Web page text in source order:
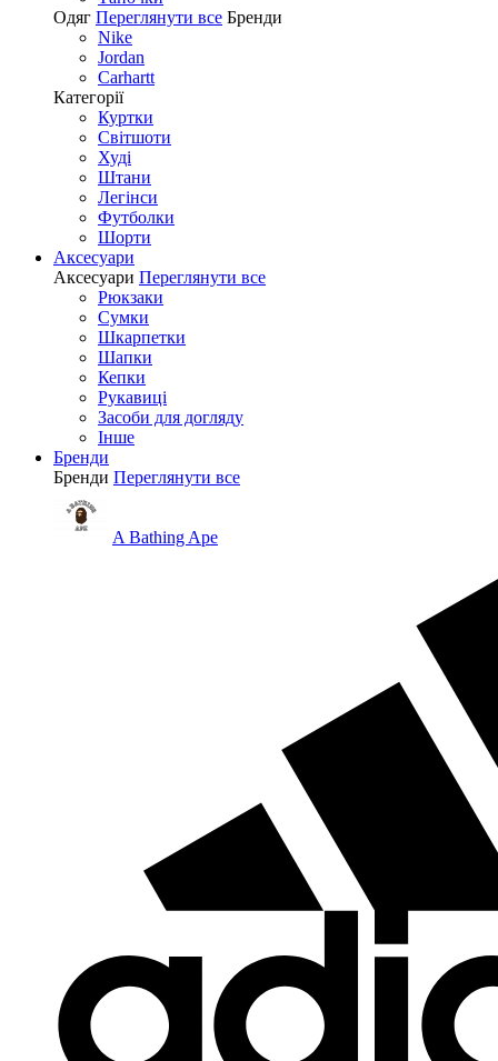
Одяг Переглянути все Бренди
Nike
Jordan
Carhartt
Категорії
Куртки
Світшоти
Худі
Штани
Легінси
Футболки
Шорти
Аксесуари
Аксесуари Переглянути все
Рюкзаки
Сумки
Шкарпетки
Шапки
Кепки
Рукавиці
Засоби для догляду
Інше
Бренди
Бренди Переглянути все
A Bathing Ape